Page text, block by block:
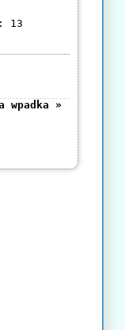
13
wpadka »